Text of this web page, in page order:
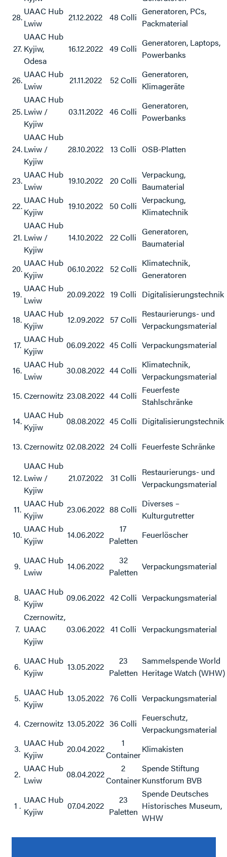
28.
UAAC Hub
Lwiw
21.12.2022 48 Colli
Generatoren, PCs,
Packmaterial
27.
UAAC Hub
Kyjiw,
Odesa
16.12.2022 49 Colli
Generatoren, Laptops,
Powerbanks
26.
UAAC Hub
Lwiw
21.11.2022 52 Colli
Generatoren,
Klimageräte
25.
UAAC Hub
Lwiw /
Kyjiw
03.11.2022 46 Colli
Generatoren,
Powerbanks
24.
UAAC Hub
Lwiw /
Kyjiw
28.10.2022 13 Colli OSB-Platten
23.
UAAC Hub
Lwiw
19.10.2022 20 Colli
Verpackung,
Baumaterial
22.
UAAC Hub
Kyjiw
19.10.2022 50 Colli
Verpackung,
Klimatechnik
21.
UAAC Hub
Lwiw /
Kyjiw
14.10.2022 22 Colli
Generatoren,
Baumaterial
20.
UAAC Hub
Kyjiw
06.10.2022 52 Colli
Klimatechnik,
Generatoren
19.
UAAC Hub
Lwiw
20.09.2022 19 Colli Digitalisierungstechnik
18.
UAAC Hub
Kyjiw
12.09.2022 57 Colli
Restaurierungs- und
Verpackungsmaterial
17.
UAAC Hub
Kyjiw
06.09.2022 45 Colli Verpackungsmaterial
16.
UAAC Hub
Lwiw
30.08.2022 44 Colli
Klimatechnik,
Verpackungsmaterial
15.Czernowitz 23.08.2022 44 Colli
Feuerfeste
Stahlschränke
14.
UAAC Hub
Kyjiw
08.08.2022 45 Colli Digitalisierungstechnik
13.Czernowitz 02.08.2022 24 Colli Feuerfeste Schränke
12.
UAAC Hub
Lwiw /
Kyjiw
21.07.2022 31 Colli
Restaurierungs- und
Verpackungsmaterial
11.
UAAC Hub
Kyjiw
23.06.2022 88 Colli
Diverses –
Kulturgutretter
10.
UAAC Hub
Kyjiw
14.06.2022
17
Paletten
Feuerlöscher
9.
UAAC Hub
Lwiw
14.06.2022
32
Paletten
Verpackungsmaterial
8.
UAAC Hub
Kyjiw
09.06.2022 42 Colli Verpackungsmaterial
7.
Czernowitz,
UAAC
Kyjiw
03.06.2022 41 Colli Verpackungsmaterial
6.
UAAC Hub
Kyjiw
13.05.2022
23
Paletten
Sammelspende World
Heritage Watch (WHW)
5.
UAAC Hub
Kyjiw
13.05.2022 76 Colli Verpackungsmaterial
4. Czernowitz 13.05.2022 36 Colli
Feuerschutz,
Verpackungsmaterial
3.
UAAC Hub
Kyjiw
20.04.2022
1
Container
Klimakisten
2.
UAAC Hub
Lwiw
08.04.2022
2
Container
Spende Stiftung
Kunstforum BVB
1 .
UAAC Hub
Kyjiw
07.04.2022
23
Paletten
Spende Deutsches
Historisches Museum,
WHW